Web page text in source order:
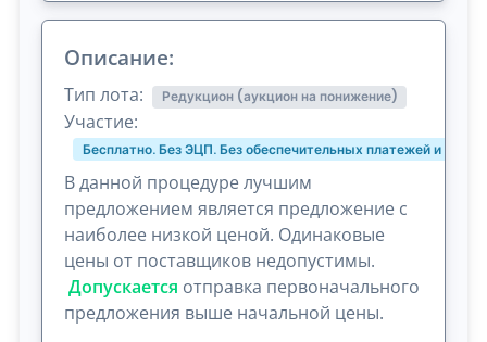
Описание:
Тип лота: Редукцион (аукцион на понижение)
Участие:
Бесплатно. Без ЭЦП. Без обеспечительных платежей и
В данной процедуре лучшим
предложением является предложение с
наиболее низкой ценой. Одинаковые
цены от поставщиков недопустимы.
Допускается отправка первоначального
предложения выше начальной цены.